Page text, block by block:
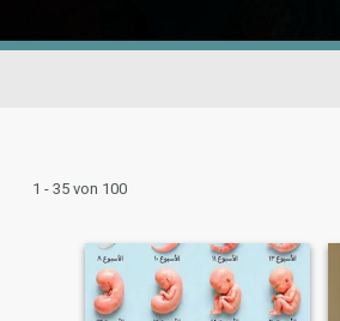
1 - 35 von 100